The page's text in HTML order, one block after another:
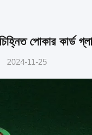
পোকার কার্ড
2024-11-25